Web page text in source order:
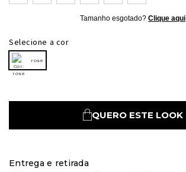
Tamanho esgotado? Clique aqui
Selecione a cor
rose
QUERO ESTE LOOK
Entrega e retirada